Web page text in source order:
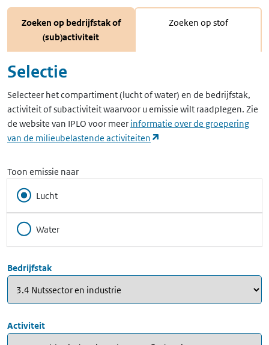
Zoeken op bedrijfstak of
(sub)activiteit
Zoeken op stof
Selectie
Selecteer het compartiment (lucht of water) en de bedrijfstak,
activiteit of subactiviteit waarvoor u emissie wilt raadplegen. Zie
de website van IPLO voor meer informatie over de groepering
van de milieubelastende activiteiten
Toon emissie naar
Lucht
Water
Bedrijfstak
Activiteit